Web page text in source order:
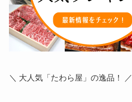
＼ 大人気「たわら屋」の逸品！ ／